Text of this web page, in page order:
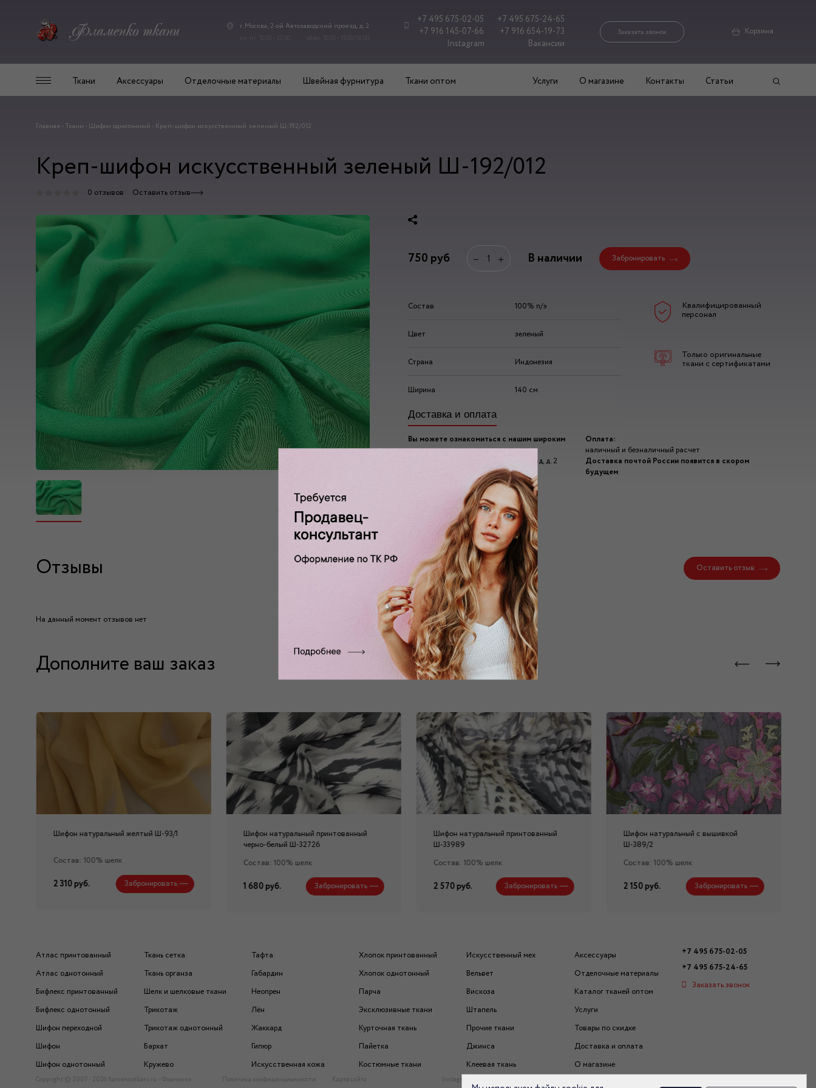
г. Москва, 2-ой Автозаводский проезд, д. 2
+7 495 675-02-05
+7 495 675-24-65
+7 916 145-07-66
+7 916 654-19-73
Instagram
Вакансии
Заказать звонок Корзина
Ткани Аксессуары Отделочные материалы Швейная фурнитура Ткани оптом Услуги О магазине Контакты Статьи
Главная - Ткани - Шифон однотонный - Креп-шифон искусственный зеленый Ш-192/012
Креп-шифон искусственный зеленый Ш-192/012
0 отзывов Оставить отзыв
750 руб − + В наличии Забронировать
Состав 100% п/э
Цвет зеленый
Страна Индонезия
Ширина 140 см
Квалифицированный
персонал
Только оригинальные
ткани с сертификатами
Доставка и оплата
Вы можете ознакомиться с нашим широким
ассортиментом по адресу:
г. Москва, 2-ой Автозаводский проезд, д. 2
пн-пт: 10.00 - 20.00
сб/вс: 10.00 - 19.00/18.00
Оплата:
наличный и безналичный расчет
Доставка почтой России появится в скором
будущем
Отзывы Оставить отзыв
На данный момент отзывов нет
Дополните ваш заказ
Шифон натуральный желтый Ш-93/1
Состав: 100% шелк
2 310 руб. Забронировать
Шифон натуральный принтованный
черно-белый Ш-32726
Состав: 100% шелк
1 680 руб. Забронировать
Шифон натуральный принтованный
Ш-33989
Состав: 100% шелк
2 570 руб. Забронировать
Шифон натуральный с вышивкой
Ш-389/2
Состав: 100% шелк
2 150 руб. Забронировать
Атлас принтованный
Атлас однотонный
Бифлекс принтованный
Бифлекс однотонный
Шифон переходной
Шифон
Шифон однотонный
Ткань сетка
Ткань органза
Шелк и шелковые ткани
Трикотаж
Трикотаж однотонный
Бархат
Кружево
Тафта
Габардин
Неопрен
Лён
Жаккард
Гипюр
Искусственная кожа
Хлопок принтованный
Хлопок однотонный
Парча
Эксклюзивные ткани
Курточная ткань
Пайетка
Костюмные ткани
Искусственный мех
Вельвет
Вискоза
Штапель
Прочие ткани
Джинса
Клеевая ткань
Аксессуары
Отделочные материалы
Каталог тканей оптом
Услуги
Товары по скидке
Доставка и оплата
О магазине
+7 495 675-02-05
+7 495 675-24-65
Заказать звонок
Copyright © 2007 - 2026 flamencotkani.ru - Фламенко Политика конфиденциальности Карта сайта Instagram